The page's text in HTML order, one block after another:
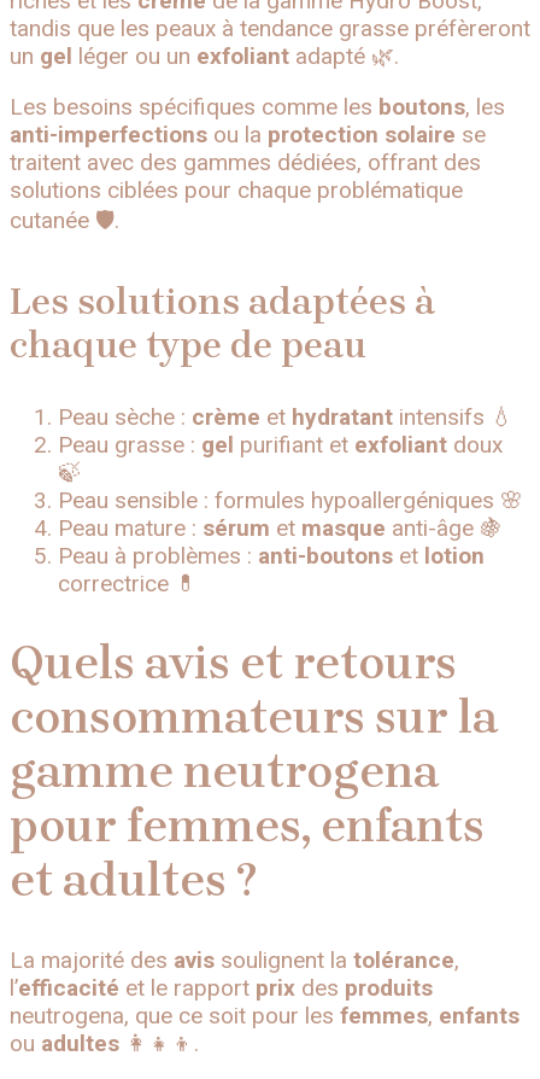
tandis que les peaux à tendance grasse préfèreront
un gel léger ou un exfoliant adapté 🌿.
Les besoins spécifiques comme les boutons, les
anti-imperfections ou la protection solaire se
traitent avec des gammes dédiées, offrant des
solutions ciblées pour chaque problématique
cutanée 🛡️.
Les solutions adaptées à
chaque type de peau
Peau sèche : crème et hydratant intensifs 💧
Peau grasse : gel purifiant et exfoliant doux
🍃
Peau sensible : formules hypoallergéniques 🌸
Peau mature : sérum et masque anti-âge 🍇
Peau à problèmes : anti-boutons et lotion
correctrice 💊
Quels avis et retours
consommateurs sur la
gamme neutrogena
pour femmes, enfants
et adultes ?
La majorité des avis soulignent la tolérance,
l’efficacité et le rapport prix des produits
neutrogena, que ce soit pour les femmes, enfants
ou adultes 👩‍👧‍👦.